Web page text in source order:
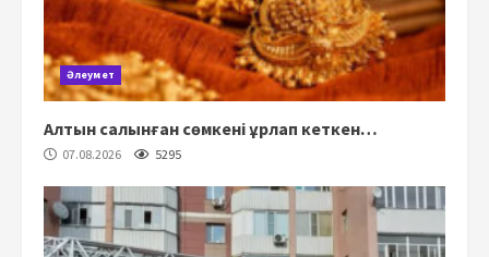
Әлеумет
Алтын салынған сөмкені ұрлап кеткен…
07.08.2026 5295